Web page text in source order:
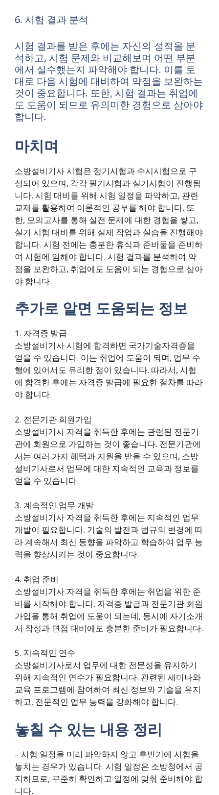
6. 시험 결과 분석
시험 결과를 받은 후에는 자신의 성적을 분
석하고, 시험 문제와 비교해보며 어떤 부분
에서 실수했는지 파악해야 합니다. 이를 토
대로 다음 시험에 대비하여 약점을 보완하는
것이 중요합니다. 또한, 시험 결과는 취업에
도 도움이 되므로 유의미한 경험으로 삼아야
합니다.
마치며
소방설비기사 시험은 정기시험과 수시시험으로 구
성되어 있으며, 각각 필기시험과 실기시험이 진행됩
니다. 시험 대비를 위해 시험 일정을 파악하고, 관련
교재를 활용하여 이론적인 공부를 해야 합니다. 또
한, 모의고사를 통해 실전 문제에 대한 경험을 쌓고,
실기 시험 대비를 위해 실제 작업과 실습을 진행해야
합니다. 시험 전에는 충분한 휴식과 준비물을 준비하
여 시험에 임해야 합니다. 시험 결과를 분석하여 약
점을 보완하고, 취업에도 도움이 되는 경험으로 삼아
야 합니다.
추가로 알면 도움되는 정보
1. 자격증 발급
소방설비기사 시험에 합격하면 국가기술자격증을
얻을 수 있습니다. 이는 취업에 도움이 되며, 업무 수
행에 있어서도 유리한 점이 있습니다. 따라서, 시험
에 합격한 후에는 자격증 발급에 필요한 절차를 따라
야 합니다.
2. 전문기관 회원가입
소방설비기사 자격을 취득한 후에는 관련된 전문기
관에 회원으로 가입하는 것이 좋습니다. 전문기관에
서는 여러 가지 혜택과 지원을 받을 수 있으며, 소방
설비기사로서 업무에 대한 지속적인 교육과 정보를
얻을 수 있습니다.
3. 계속적인 업무 개발
소방설비기사 자격을 취득한 후에는 지속적인 업무
개발이 필요합니다. 기술의 발전과 법규의 변경에 따
라 계속해서 최신 동향을 파악하고 학습하여 업무 능
력을 향상시키는 것이 중요합니다.
4. 취업 준비
소방설비기사 자격을 취득한 후에는 취업을 위한 준
비를 시작해야 합니다. 자격증 발급과 전문기관 회원
가입을 통해 취업에 도움이 되는데, 동시에 자기소개
서 작성과 면접 대비에도 충분한 준비가 필요합니다.
5. 지속적인 연수
소방설비기사로서 업무에 대한 전문성을 유지하기
위해 지속적인 연수가 필요합니다. 관련된 세미나와
교육 프로그램에 참여하여 최신 정보와 기술을 유지
하고, 전문적인 업무 능력을 강화해야 합니다.
놓칠 수 있는 내용 정리
– 시험 일정을 미리 파악하지 않고 후반기에 시험을
놓치는 경우가 있습니다. 시험 일정은 소방청에서 공
지하므로, 꾸준히 확인하고 일정에 맞춰 준비해야 합
니다.